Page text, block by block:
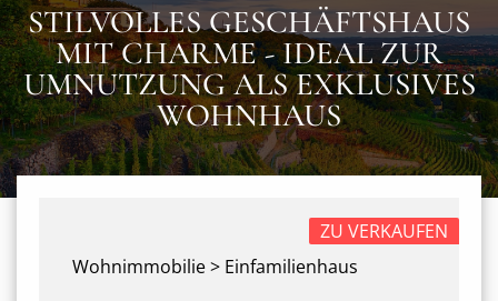
STILVOLLES GESCHÄFTSHAUS
MIT CHARME - IDEAL ZUR
UMNUTZUNG ALS EXKLUSIVES
WOHNHAUS
Wohnimmobilie > Einfamilienhaus
ZU VERKAUFEN